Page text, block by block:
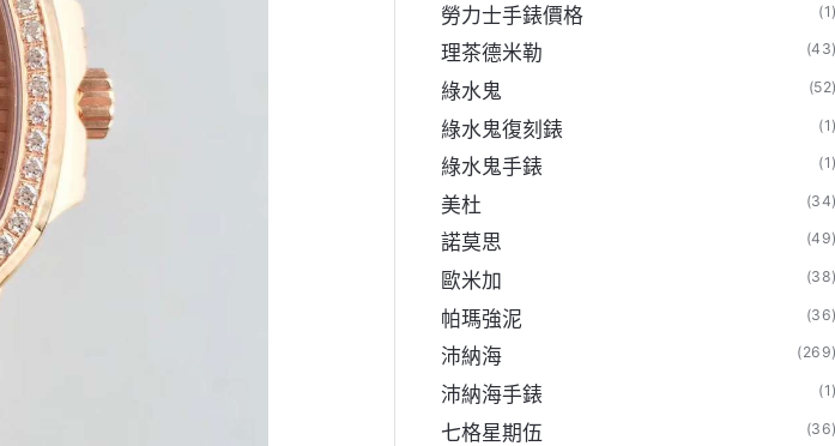
勞力士手錶價格
理茶德米勒
綠水鬼
綠水鬼復刻錶
綠水鬼手錶
美杜
諾莫思
歐米加
帕瑪強泥
沛納海
沛納海手錶
七格星期伍